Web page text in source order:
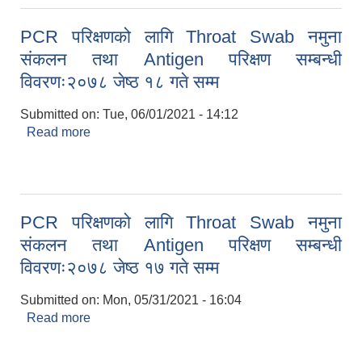
PCR परिक्षणको लागि Throat Swab नमुना
संकलन तथा Antigen परिक्षण सम्बन्धी
विवरणः२०७८ जेष्ठ १८ गते सम्म
Submitted on: Tue, 06/01/2021 - 14:12
Read more
PCR परिक्षणको लागि Throat Swab नमुना
संकलन तथा Antigen परिक्षण सम्बन्धी
विवरणः२०७८ जेष्ठ १७ गते सम्म
Submitted on: Mon, 05/31/2021 - 16:04
Read more